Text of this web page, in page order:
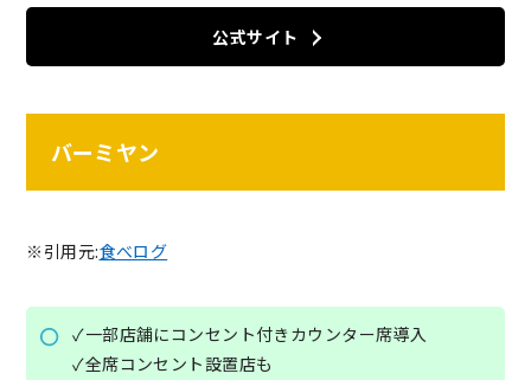
公式サイト
バーミヤン
※引用元:食べログ
✓一部店舗にコンセント付きカウンター席導入
✓全席コンセント設置店も